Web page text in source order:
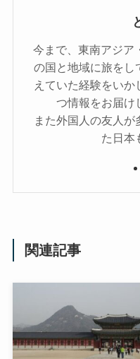
今まで、東南アジア
の国と地域に旅をし
えていた経験をい
つ情報をお届け
また外国人の友人
た日本
関連記事